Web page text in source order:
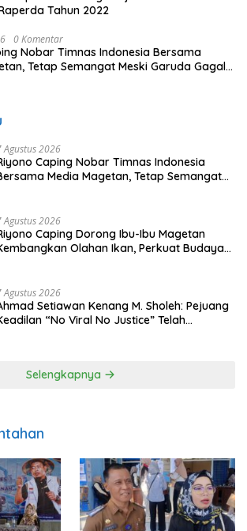
Tahun 2022
0 Komentar
Nobar Timnas Indonesia Bersama
Tetap Semangat Meski Garuda Gagal
Agustus 2026
Caping Nobar Timnas Indonesia
Media Magetan, Tetap Semangat
Agustus 2026
Caping Dorong Ibu-Ibu Magetan
Olahan Ikan, Perkuat Budaya
Agustus 2026
Setiawan Kenang M. Sholeh: Pejuang
“No Viral No Justice” Telah
Selengkapnya